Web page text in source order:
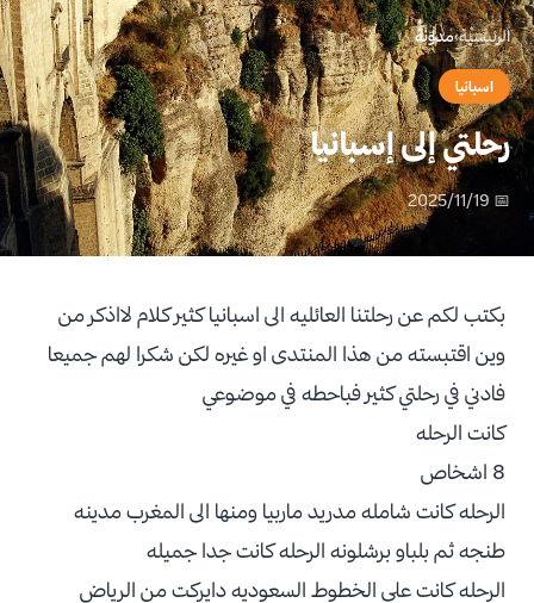
الرئيسية›مدوّنة
اسبانيا
رحلتي إلى إسبانيا
📅 2025/11/19
بكتب لكم عن رحلتنا العائليه الى اسبانيا كثير كلام لااذكر من
وين اقتبسته من هذا المنتدى او غيره لكن شكرا لهم جميعا
فادني في رحلتي كثير فباحطه في موضوعي
كانت الرحله
8 اشخاص
الرحله كانت شامله مدريد ماربيا ومنها الى المغرب مدينه
طنجه ثم بلباو برشلونه الرحله كانت جدا جميله
الرحله كانت على الخطوط السعوديه دايركت من الرياض